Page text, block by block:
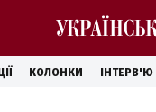
КОЛОНКИ ІНТЕРВ'Ю